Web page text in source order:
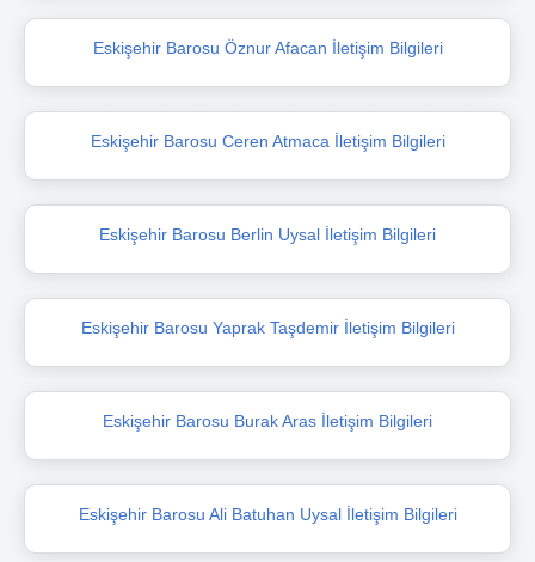
Eskişehir Barosu Öznur Afacan İletişim Bilgileri
Eskişehir Barosu Ceren Atmaca İletişim Bilgileri
Eskişehir Barosu Berlin Uysal İletişim Bilgileri
Eskişehir Barosu Yaprak Taşdemir İletişim Bilgileri
Eskişehir Barosu Burak Aras İletişim Bilgileri
Eskişehir Barosu Ali Batuhan Uysal İletişim Bilgileri